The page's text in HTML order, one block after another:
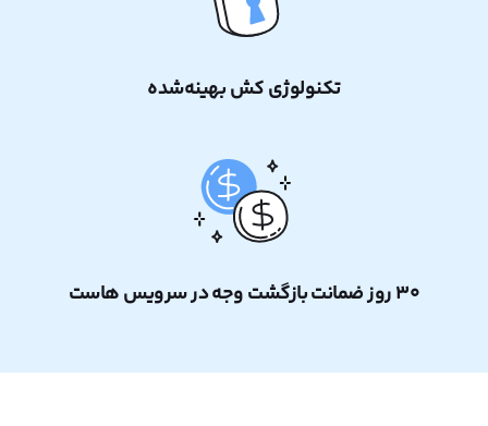
تکنولوژی کش بهینه‌شده
۳۰ روز ضمانت بازگشت وجه در سرویس هاست